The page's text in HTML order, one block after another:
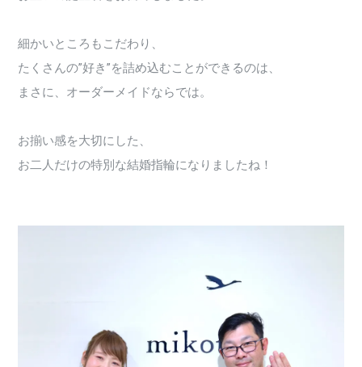
細かいところもこだわり、
たくさんの”好き”を詰め込むことができるのは、
まさに、オーダーメイドならでは。
お揃い感を大切にした、
お二人だけの特別な結婚指輪になりましたね！